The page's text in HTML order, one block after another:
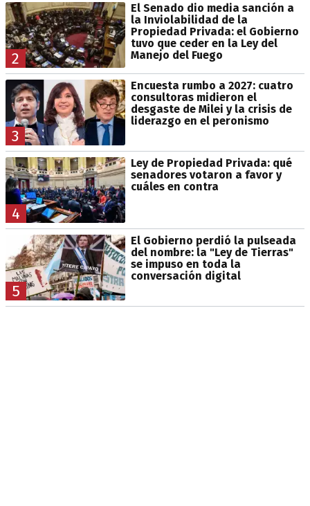
2
El Senado dio media sanción a
la Inviolabilidad de la
Propiedad Privada: el Gobierno
tuvo que ceder en la Ley del
Manejo del Fuego
3
Encuesta rumbo a 2027: cuatro
consultoras midieron el
desgaste de Milei y la crisis de
liderazgo en el peronismo
4
Ley de Propiedad Privada: qué
senadores votaron a favor y
cuáles en contra
5
El Gobierno perdió la pulseada
del nombre: la "Ley de Tierras"
se impuso en toda la
conversación digital